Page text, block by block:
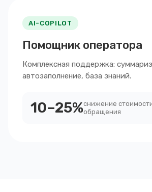
AI-COPILOT
Помощник оператора
Комплексная поддержка:
автозаполнение, база знаний.
10–25%снижение
обращения